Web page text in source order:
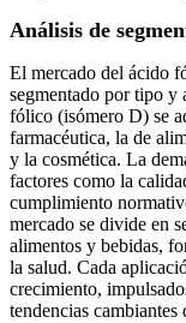
Análisis de
El mercado del ácido
segmentado por tipo y
fólico (isómero D) se
farmacéutica, la de
y la cosmética. La
factores como la
cumplimiento
mercado se divide en
alimentos y bebidas,
la salud. Cada
crecimiento,
tendencias cambiantes